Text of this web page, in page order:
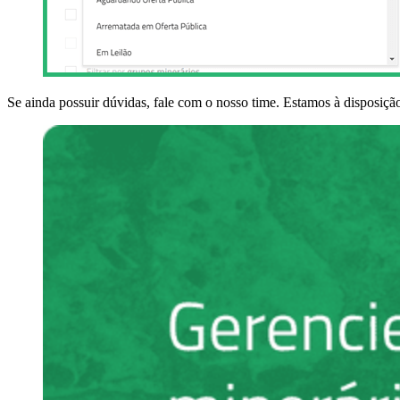
Se ainda possuir dúvidas, fale com o nosso time. Estamos à